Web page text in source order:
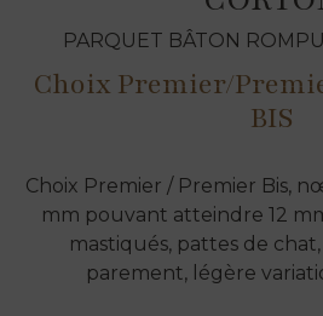
PARQUET BÂTON
Choix Premier/
BIS
Choix Premier / Premier Bis,
mm pouvant atteindre 12
mastiqués, pattes de
parement, légère